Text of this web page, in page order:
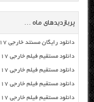
پربازدیدهای ماه …
دانلود رایگان مسنتد خارجی Britney Ever After 2017 با لینک مستقیم
دانلود مستقیم فیلم خارجی OK Jaanu 2017 از سرور سایت
دانلود مستقیم فیلم خارجی John Wick: Chapter 2 2017 از سرور سایت
دانلود مستقیم فیلم خارجی Cross Wars 2017 از سرور سایت
دانلود مستقیم فیلم خارجی Fifty Shades Darker 2017 از سرور سایت